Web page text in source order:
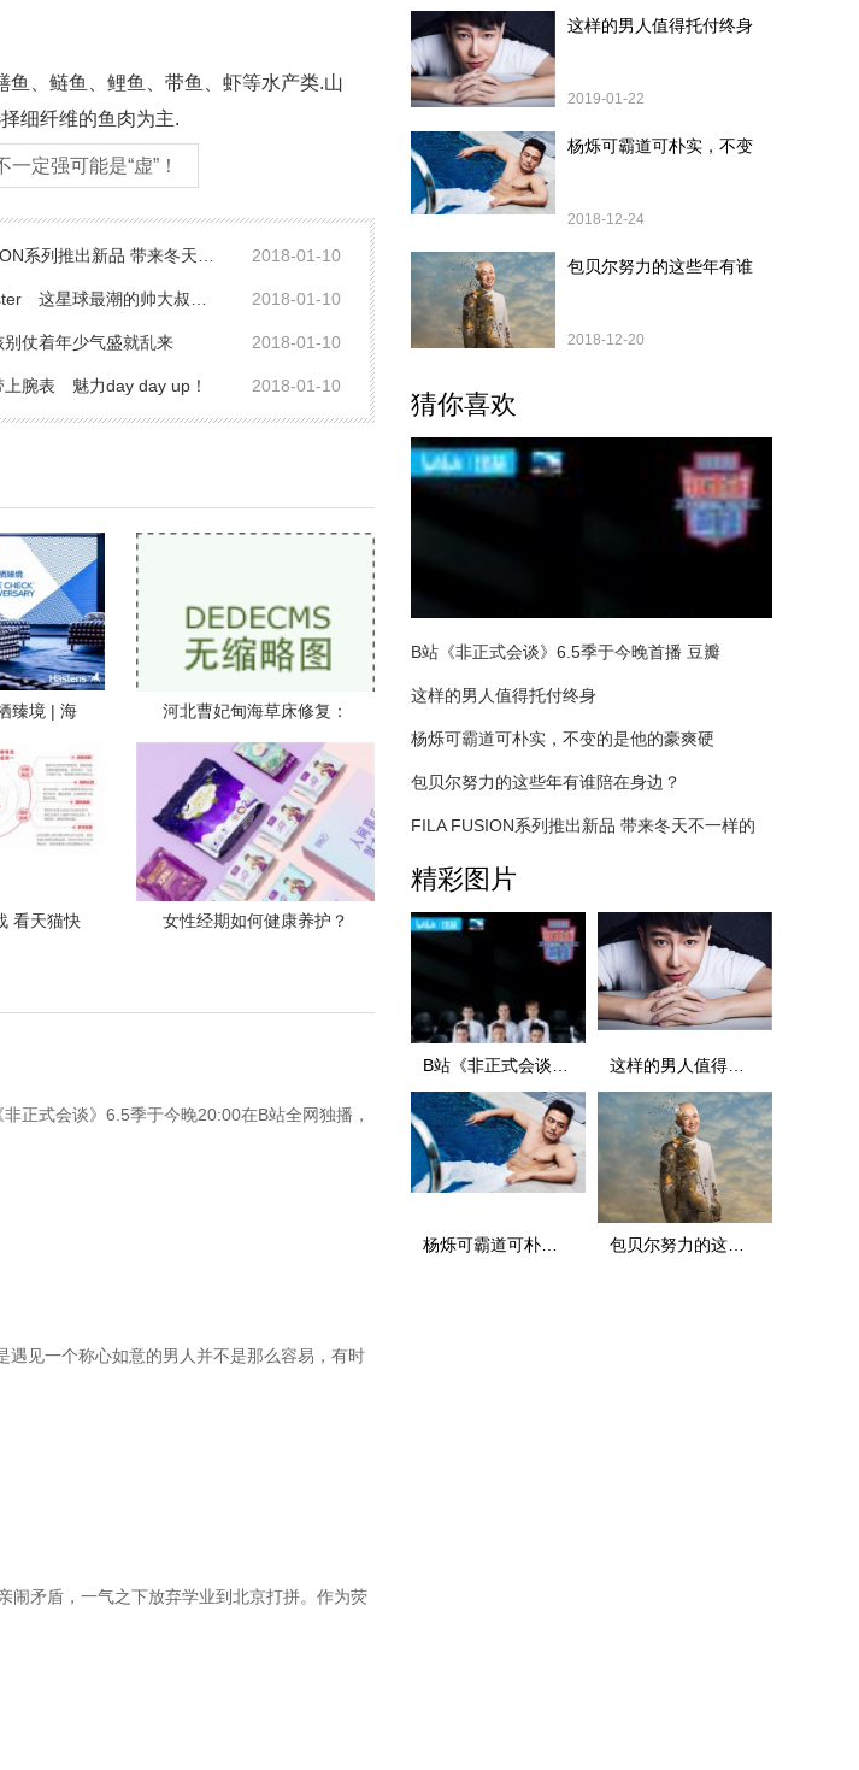
、鲢鱼、鲤鱼、带鱼、虾等水产类.山
细纤维的鱼肉为主.
一定强可能是“虚”！
2018-01-10
2018-01-10
别仗着年少气盛就乱来 2018-01-10
上腕表 魅力day day up！ 2018-01-10
臻境 | 海 河北曹妃甸海草床修复：
看天猫快 女性经期如何健康养护？
正式会谈》6.5季于今晚20:00在B站全网独播，
见一个称心如意的男人并不是那么容易，有时
闹矛盾，一气之下放弃学业到北京打拼。作为荧
这样的男人值得托付终身
2019-01-22
杨烁可霸道可朴实，不变
2018-12-24
包贝尔努力的这些年有谁
2018-12-20
猜你喜欢
B站《非正式会谈》6.5季于今晚首播 豆瓣
这样的男人值得托付终身
杨烁可霸道可朴实，不变的是他的豪爽硬
包贝尔努力的这些年有谁陪在身边？
FILA FUSION系列推出新品 带来冬天不一样的
精彩图片